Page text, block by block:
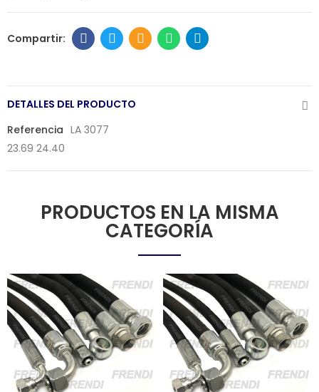
DETALLES DEL PRODUCTO
Referencia LA 3077
23.69 24.40
PRODUCTOS EN LA MISMA
CATEGORÍA